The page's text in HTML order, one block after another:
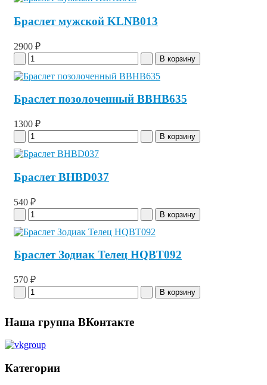
Браслет мужской KLNB013
2900 ₽
Браслет позолоченный BBHB635
1300 ₽
Браслет BHBD037
540 ₽
Браслет Зодиак Телец HQBT092
570 ₽
Наша группа ВКонтакте
Категории